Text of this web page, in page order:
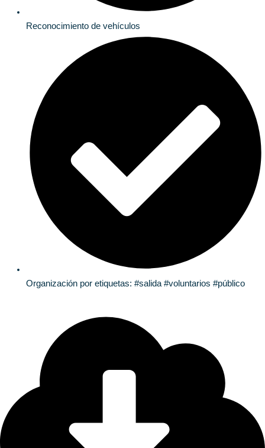
Reconocimiento de vehículos
Organización por etiquetas: #salida #voluntarios #público